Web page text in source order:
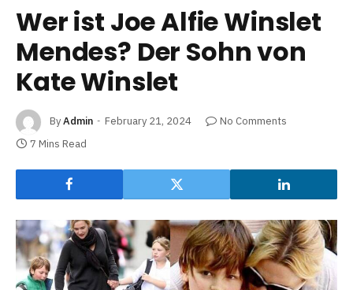
Wer ist Joe Alfie Winslet
Mendes? Der Sohn von
Kate Winslet
ByAdmin February 21, 2024
No Comments
7 Mins Read